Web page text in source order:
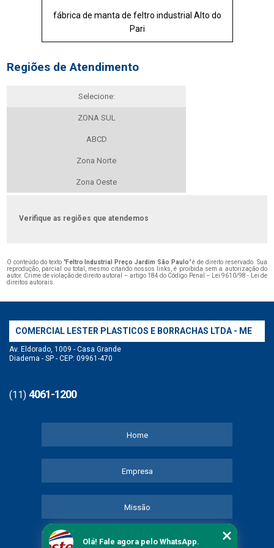
fábrica de manta de feltro industrial Alto do
Pari
Regiões de Atendimento
Selecione:
ZONA SUL
ABCD
Zona Norte
Zona Oeste
Verifique as regiões que atendemos
O conteúdo do texto "Feltro Industrial Preço Jardim São Paulo" é de direito reservado. Sua
reprodução, parcial ou total, mesmo citando nossos links, é proibida sem a autorização do
autor. Crime de violação de direito autoral – artigo 184 do Código Penal –
Lei 9610/98 - Lei de
direitos autorais
COMERCIAL LESTER PLASTICOS E BORRACHAS LTDA - ME
Av. Eldorado, 1009 - Casa Grande
Diadema - SP - CEP: 09961-470
(11) 4061-1200
Home
Empresa
Missão
Serviços
Olá! Fale agora pelo WhatsApp.